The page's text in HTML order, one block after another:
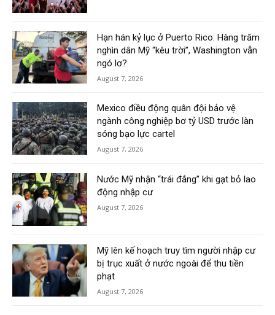
Hạn hán kỷ lục ở Puerto Rico: Hàng trăm
nghìn dân Mỹ “kêu trời”, Washington vẫn
ngó lơ?
August 7, 2026
Mexico điều động quân đội bảo vệ
ngành công nghiệp bơ tỷ USD trước làn
sóng bạo lực cartel
August 7, 2026
Nước Mỹ nhận “trái đắng” khi gạt bỏ lao
động nhập cư
August 7, 2026
Mỹ lên kế hoạch truy tìm người nhập cư
bị trục xuất ở nước ngoài để thu tiền
phạt
August 7, 2026